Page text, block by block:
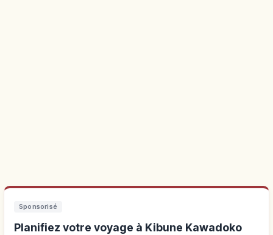
Sponsorisé
Planifiez votre voyage à Kibune Kawadoko